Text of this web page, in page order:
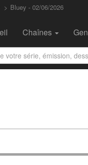
Bluey - 02/06/2026
Chaînes